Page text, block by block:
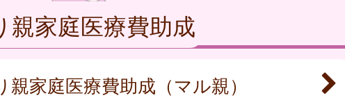
親家庭医療費助成
親家庭医療費助成（マル親）